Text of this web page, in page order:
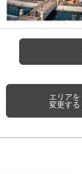
エリアを
変更する